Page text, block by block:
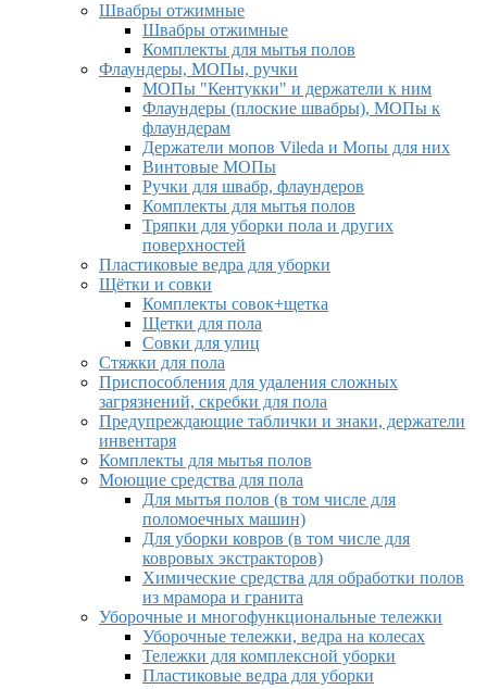
Швабры отжимные
Швабры отжимные
Комплекты для мытья полов
Флаундеры, МОПы, ручки
МОПы "Кентукки" и держатели к ним
Флаундеры (плоские швабры), МОПы к
флаундерам
Держатели мопов Vileda и Мопы для них
Винтовые МОПы
Ручки для швабр, флаундеров
Комплекты для мытья полов
Тряпки для уборки пола и других
поверхностей
Пластиковые ведра для уборки
Щётки и совки
Комплекты совок+щетка
Щетки для пола
Совки для улиц
Стяжки для пола
Приспособления для удаления сложных
загрязнений, скребки для пола
Предупреждающие таблички и знаки, держатели
инвентаря
Комплекты для мытья полов
Моющие средства для пола
Для мытья полов (в том числе для
поломоечных машин)
Для уборки ковров (в том числе для
ковровых экстракторов)
Химические средства для обработки полов
из мрамора и гранита
Уборочные и многофункциональные тележки
Уборочные тележки, ведра на колесах
Тележки для комплексной уборки
Пластиковые ведра для уборки